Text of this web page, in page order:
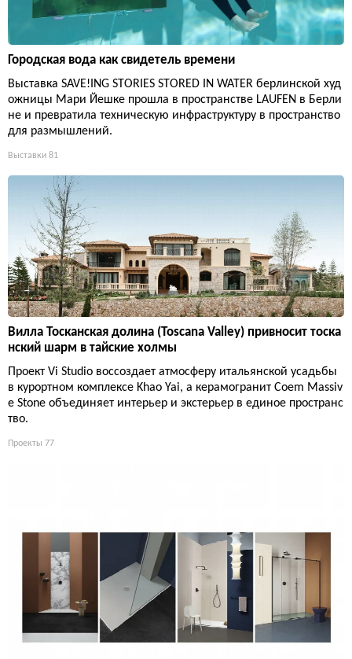
Городская вода как свидетель времени
Выставка SAVE!ING STORIES STORED IN WATER берлинской худ
ожницы Мари Йешке прошла в пространстве LAUFEN в Берли
не и превратила техническую инфраструктуру в пространство
для размышлений.
Выставки 81
Вилла Тосканская долина (Toscana Valley) привносит тоска
нский шарм в тайские холмы
Проект Vi Studio воссоздает атмосферу итальянской усадьбы
в курортном комплексе Khao Yai, а керамогранит Coem Massiv
e Stone объединяет интерьер и экстерьер в единое пространс
тво.
Проекты 77